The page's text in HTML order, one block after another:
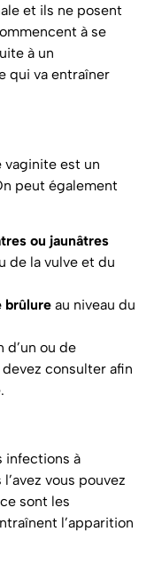
et ils ne posent
à se
à un
qui va entraîner
vaginite est un
peut également
ou jaunâtres
de la vulve et du
brûlure au niveau du
d’un ou de
consulter afin
infections à
vous pouvez
sont les
l’apparition